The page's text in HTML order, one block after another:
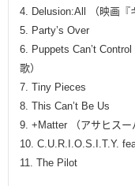
4. Delusion:All （映画『
5. Party’s Over
6. Puppets Can’t
歌）
7. Tiny Pieces
8. This Can’t Be Us
9. +Matter （アサヒスー
10. C.U.R.I.O.S.I.T.Y.
11. The Pilot